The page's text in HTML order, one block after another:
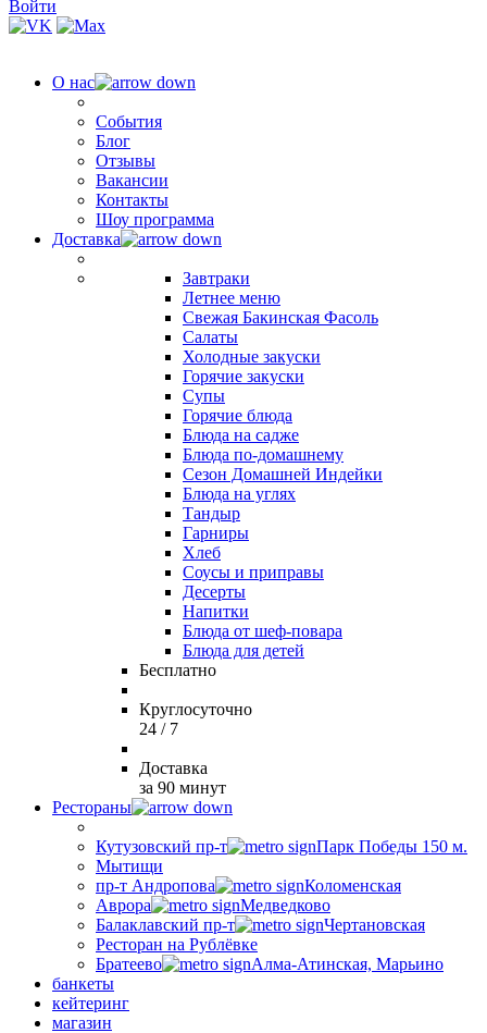
Войти
О нас
События
Блог
Отзывы
Вакансии
Контакты
Шоу программа
Доставка
Завтраки
Летнее меню
Свежая Бакинская Фасоль
Салаты
Холодные закуски
Горячие закуски
Супы
Горячие блюда
Блюда на садже
Блюда по-домашнему
Сезон Домашней Индейки
Блюда на углях
Тандыр
Гарниры
Хлеб
Соусы и приправы
Десерты
Напитки
Блюда от шеф-повара
Блюда для детей
Бесплатно
Круглосуточно
24 / 7
Доставка
за 90 минут
Рестораны
Кутузовский пр-т
Парк Победы 150 м.
Мытищи
пр-т Андропова
Коломенская
Аврора
Медведково
Балаклавский пр-т
Чертановская
Ресторан на Рублёвке
Братеево
Алма-Атинская, Марьино
банкеты
кейтеринг
магазин